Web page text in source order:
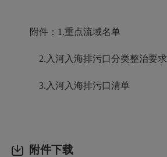
附件：1.重点流域名单
2.入河入海排污口分类整治要求
3.入河入海排污口清单
附件下载